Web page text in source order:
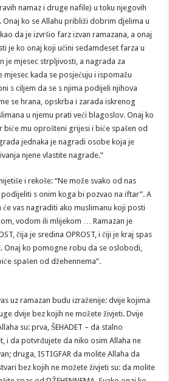
namaz i druge nafile) u toku njegovih
ko se Allahu približi dobrim djelima u
da je izvršio farz izvan ramazana, a onaj
je ko onaj koji učini sedamdeset farza u
je mjesec strpljivosti, a nagrada za
mjesec kada se posjećuju i ispomažu
s ciljem da se s njima podijeli njihova
se hrana, opskrba i zarada iskrenog
u njemu prati veći blagoslov. Onaj ko
mu oprošteni grijesi i biće spašen od
jednaka je nagradi osobe koja je
njene vlastite nagrade.”
i rekoše: “Ne može svako od nas
s onim koga bi pozvao na iftar”. A
će vas nagraditi ako muslimanu koji posti
vodom ili mlijekom … Ramazan je
čija je sredina OPROST, i čiji je kraj spas
Onaj ko pomogne robu da se oslobodi,
spašen od džehennema”.
uz ramazan budu izraženije: dvije kojima
dvije bez kojih ne možete živjeti. Dvije
su: prva, ŠEHADET – da stalno
i da potvrđujete da niko osim Allaha ne
druga, ISTIGFAR da molite Allaha da
bez kojih ne možete živjeti su: da molite